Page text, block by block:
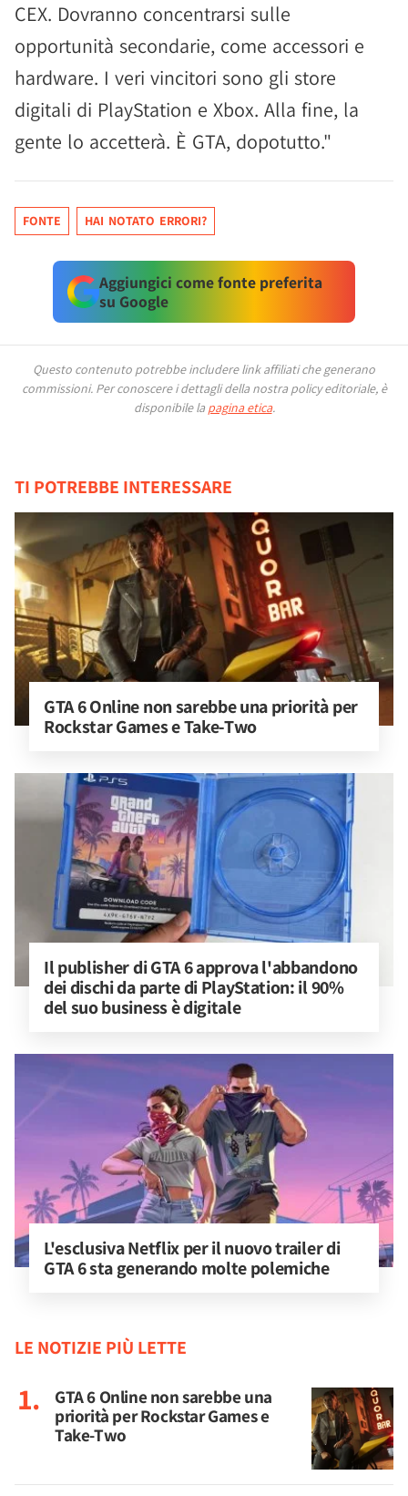
CEX. Dovranno concentrarsi sulle
opportunità secondarie, come accessori e
hardware. I veri vincitori sono gli store
digitali di PlayStation e Xbox. Alla fine, la
gente lo accetterà. È GTA, dopotutto."
FONTE HAI NOTATO ERRORI?
Aggiungici come fonte preferita
su Google
Questo contenuto potrebbe includere link affiliati che generano
commissioni. Per conoscere i dettagli della nostra policy editoriale, è
disponibile la pagina etica.
TI POTREBBE INTERESSARE
GTA 6 Online non sarebbe una priorità per
Rockstar Games e Take-Two
Il publisher di GTA 6 approva l'abbandono
dei dischi da parte di PlayStation: il 90%
del suo business è digitale
L'esclusiva Netflix per il nuovo trailer di
GTA 6 sta generando molte polemiche
LE NOTIZIE PIÙ LETTE
GTA 6 Online non sarebbe una
priorità per Rockstar Games e
Take-Two